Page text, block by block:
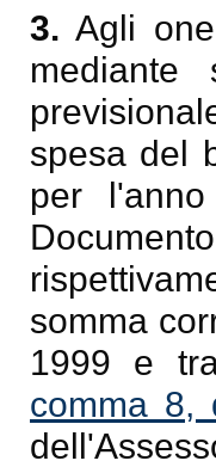
3. Agli
mediante
spesa del
per
somma
1999 e
comma 8,